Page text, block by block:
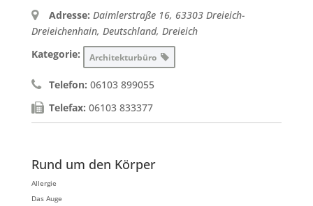
Adresse: Daimlerstraße 16, 63303 Dreieich-
Dreieichenhain, Deutschland, Dreieich
Kategorie:
Architekturbüro
Telefon: 06103 899055
Telefax: 06103 833377
Rund um den Körper
Allergie
Das Auge